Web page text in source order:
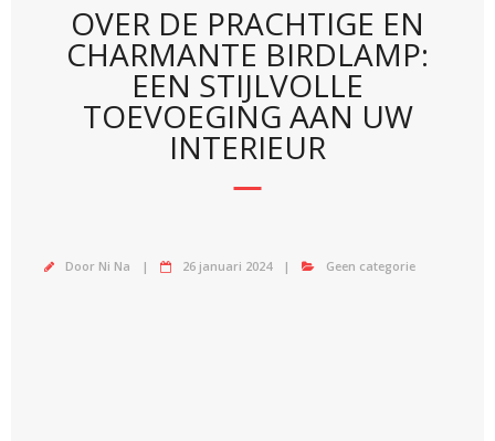
OVER DE PRACHTIGE EN
CHARMANTE BIRDLAMP:
EEN STIJLVOLLE
TOEVOEGING AAN UW
INTERIEUR
Door Ni Na 26 januari 2024 Geen categorie